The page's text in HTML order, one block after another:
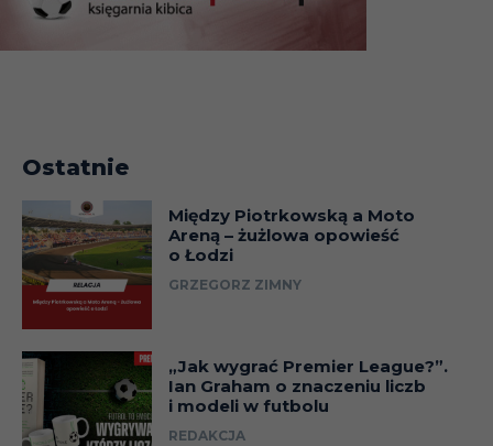
Ostatnie
Między Piotrkowską a Moto
Areną – żużlowa opowieść
o Łodzi
GRZEGORZ ZIMNY
„Jak wygrać Premier League?”.
Ian Graham o znaczeniu liczb
i modeli w futbolu
REDAKCJA